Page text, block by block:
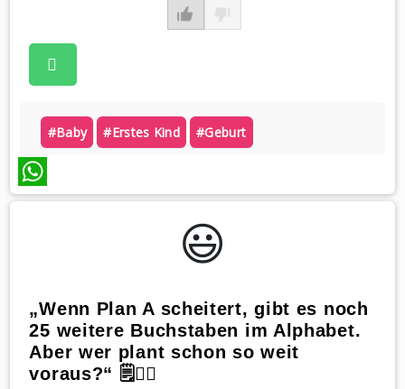
#baby #erstes Kind #geburt
WhatsApp
😃️
„Wenn Plan A scheitert, gibt es noch
25 weitere Buchstaben im Alphabet.
Aber wer plant schon so weit
voraus?“ 🗒️🤷‍♀️